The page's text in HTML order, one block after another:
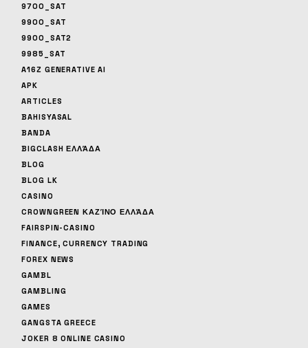
9700_SAT
9900_SAT
9900_SAT2
9985_SAT
A16Z GENERATIVE AI
APK
ARTICLES
BAHISYASAL
BANDA
BIGCLASH ΕΛΛΆΔΑ
BLOG
BLOG LK
CASINO
CROWNGREEN ΚΑΖΊΝΟ ΕΛΛΆΔΑ
FAIRSPIN-CASINO
FINANCE, CURRENCY TRADING
FOREX NEWS
GAMBL
GAMBLING
GAMES
GANGSTA GREECE
JOKER 8 ONLINE CASINO